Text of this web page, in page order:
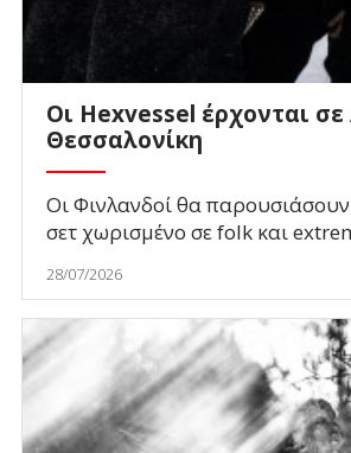
Οι Hexvessel έρχονται
Θεσσαλονίκη
Οι Φινλανδοί θα
σετ χωρισμένο σε folk και
28/07/2026